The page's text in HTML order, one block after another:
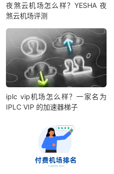
夜煞云机场怎么样？YESHA 夜
煞云机场评测
iplc vip机场怎么样？一家名为
IPLC VIP 的加速器梯子